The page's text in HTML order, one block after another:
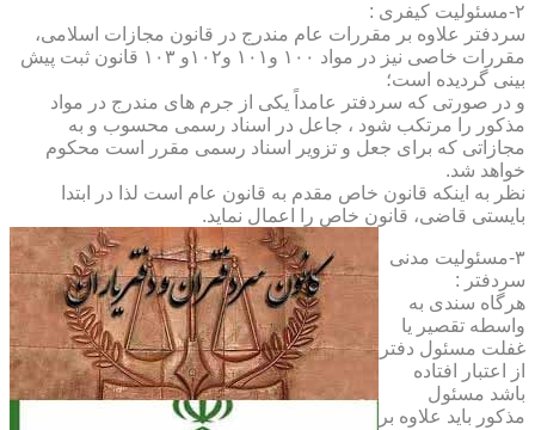
۲-مسئولیت کیفری :
سردفتر علاوه بر مقررات عام مندرج در قانون مجازات اسلامی،
مقررات خاصی نیز در مواد ۱۰۰ و۱۰۱ و۱۰۲و ۱۰۳ قانون ثبت پیش
بینی گردیده است؛
و در صورتی که سردفتر عامداً یکی از جرم های مندرج در مواد
مذکور را مرتکب شود ، جاعل در اسناد رسمی محسوب و به
مجازاتی که برای جعل و تزویر اسناد رسمی مقرر است محکوم
خواهد شد.
نظر به اینکه قانون خاص مقدم به قانون عام است لذا در ابتدا
بایستی قاضی، قانون خاص را اعمال نماید.
۳-مسئولیت مدنی
سردفتر :
هرگاه سندی به
واسطه تقصیر یا
غفلت مسئول دفتر
از اعتبار افتاده
باشد مسئول
مذکور باید علاوه بر